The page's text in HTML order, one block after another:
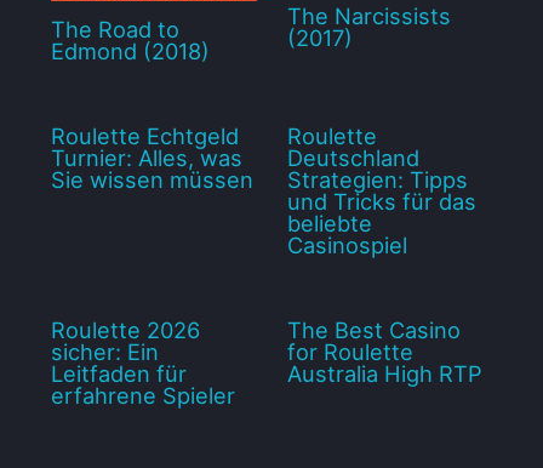
The Road to
Edmond (2018)
The Narcissists
(2017)
Roulette Echtgeld
Turnier: Alles, was
Sie wissen müssen
Roulette
Deutschland
Strategien: Tipps
und Tricks für das
beliebte
Casinospiel
Roulette 2026
sicher: Ein
Leitfaden für
erfahrene Spieler
The Best Casino
for Roulette
Australia High RTP